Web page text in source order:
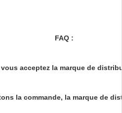
FAQ :
vous acceptez la marque de
la commande, la marque de